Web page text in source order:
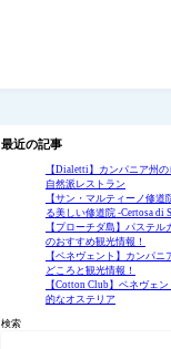
最近の記事
【Dialetti】カンパニア州
自然派レストラン
【サン・マルティーノ修
る美しい修道院 -Certosa di
【プローチダ島】パステ
のおすすめ観光情報！
【ベネヴェント】カンパ
どころと観光情報！
【Cotton Club】ベネヴェ
的なオステリア
検索